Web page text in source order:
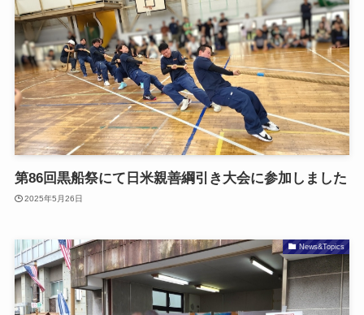
第86回黒船祭にて日米親善綱引き大会に参加しました
2025年5月26日
News&Topics